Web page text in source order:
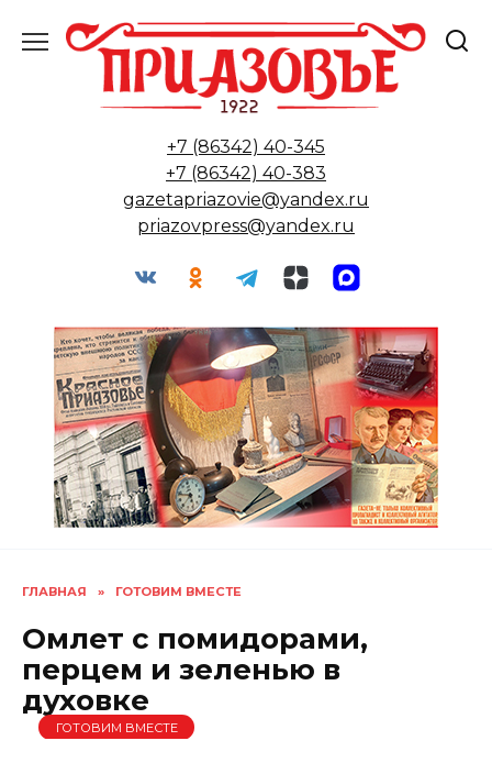
содержанию
+7 (86342) 40-345
+7 (86342) 40-383
gazetapriazovie@yandex.ru
priazovpress@yandex.ru
ГЛАВНАЯ » ГОТОВИМ ВМЕСТЕ
Омлет с помидорами,
перцем и зеленью в
духовке
ГОТОВИМ ВМЕСТЕ